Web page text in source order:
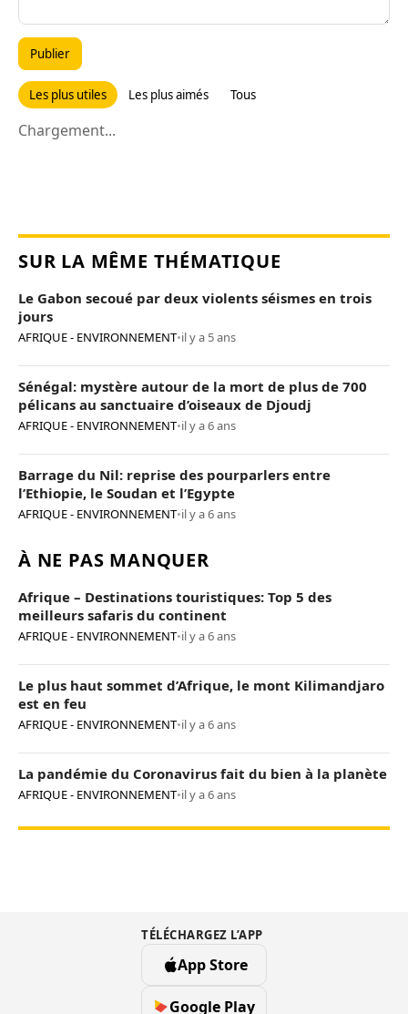
Publier
Les plus utiles Les plus aimés Tous
Chargement...
SUR LA MÊME THÉMATIQUE
Le Gabon secoué par deux violents séismes en trois
jours
AFRIQUE - ENVIRONNEMENT•il y a 5 ans
Sénégal: mystère autour de la mort de plus de 700
pélicans au sanctuaire d’oiseaux de Djoudj
AFRIQUE - ENVIRONNEMENT•il y a 6 ans
Barrage du Nil: reprise des pourparlers entre
l’Ethiopie, le Soudan et l’Egypte
AFRIQUE - ENVIRONNEMENT•il y a 6 ans
À NE PAS MANQUER
Afrique – Destinations touristiques: Top 5 des
meilleurs safaris du continent
AFRIQUE - ENVIRONNEMENT•il y a 6 ans
Le plus haut sommet d’Afrique, le mont Kilimandjaro
est en feu
AFRIQUE - ENVIRONNEMENT•il y a 6 ans
La pandémie du Coronavirus fait du bien à la planète
AFRIQUE - ENVIRONNEMENT•il y a 6 ans
TÉLÉCHARGEZ L’APP
App Store
Google Play